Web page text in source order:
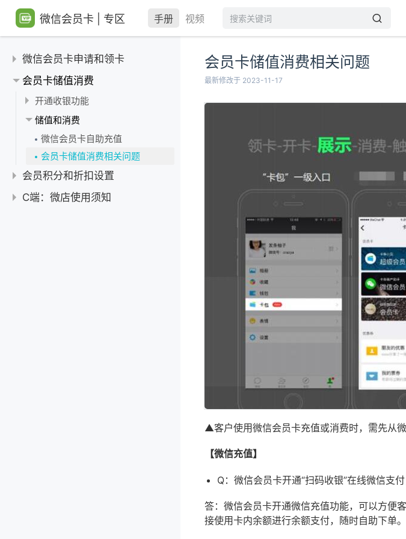
微信会员卡 | 专区 手册 视频
会员卡储值消费相关问题
最新修改于 2023-11-17
▲客户使用微信会员卡充值或消费时，需先从微
【微信充值】
Q：微信会员卡开通“扫码收银”在线微信支
答：微信会员卡开通微信充值功能，可以方便
接使用卡内余额进行余额支付，随时自助下单
微信会员卡申请和领卡
申请和创建会员卡
创建微信会员卡基本信息
【重要】快速申请微信会员卡
修改微信会员卡基础信息
发卡和领卡
新客户：不定向发卡
微信会员卡发卡操作汇总
老客户：定向绑卡
微店领卡
申领会员卡常见问题
创建基础微信会员卡（汇总）
申请及创建微信会员卡（汇总）
会员卡储值消费
开通收银功能
开通收银和会员卡充值
储值和消费
微信会员卡自助充值
会员卡储值消费相关问题
会员积分和折扣设置
积分及奖励
C端：微店使用须知